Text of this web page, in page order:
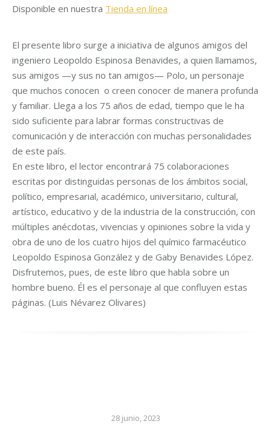
Disponible en nuestra Tienda en línea
El presente libro surge a iniciativa de algunos amigos del
ingeniero Leopoldo Espinosa Benavides, a quien llamamos,
sus amigos —y sus no tan amigos— Polo, un personaje
que muchos conocen o creen conocer de manera profunda
y familiar. Llega a los 75 años de edad, tiempo que le ha
sido suficiente para labrar formas constructivas de
comunicación y de interacción con muchas personalidades
de este país.
En este libro, el lector encontrará 75 colaboraciones
escritas por distinguidas personas de los ámbitos social,
político, empresarial, académico, universitario, cultural,
artístico, educativo y de la industria de la construcción, con
múltiples anécdotas, vivencias y opiniones sobre la vida y
obra de uno de los cuatro hijos del químico farmacéutico
Leopoldo Espinosa González y de Gaby Benavides López.
Disfrutemos, pues, de este libro que habla sobre un
hombre bueno. Él es el personaje al que confluyen estas
páginas. (Luis Névarez Olivares)
28 junio, 2023